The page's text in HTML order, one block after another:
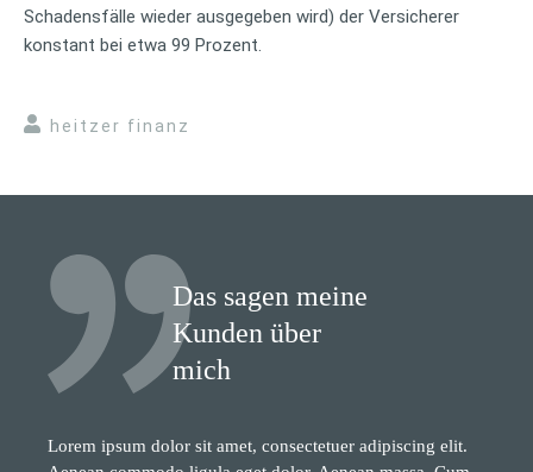
Schadensfälle wieder ausgegeben wird) der Versicherer
konstant bei etwa 99 Prozent.
heitzer finanz
Das sagen meine
Kunden über
mich
Lorem ipsum dolor sit amet, consectetuer adipiscing elit.